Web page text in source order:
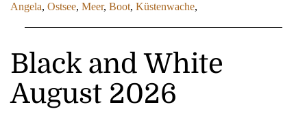
Angela, Ostsee, Meer, Boot, Küstenwache,
Black and White
August 2026